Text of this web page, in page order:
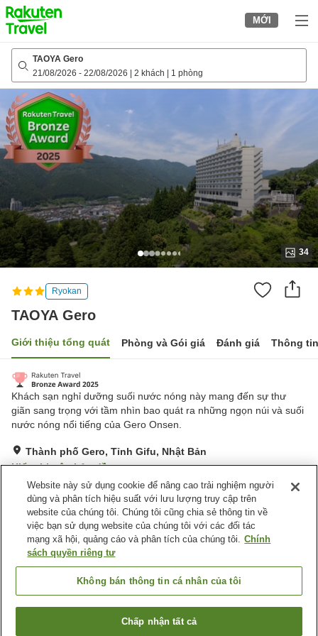
to
top
page
MỚI
TAOYA Gero
21/08/2026 - 22/08/2026 2 khách 1 phòng
34
Ryokan
TAOYA Gero
Giới thiệu tổng quát Phòng và Gói giá Đánh giá Thông
Khách sạn nghỉ dưỡng suối nước nóng này mang đến sự thư
giãn sang trọng với tầm nhìn bao quát ra những ngọn núi và suối
nước nóng nổi tiếng của Gero Onsen.
Thành phố Gero, Tỉnh Gifu, Nhật Bản
Hiển thị trên bản đồ
Rất tốt Đánh giá:966 lượt
Tiện nghi chỗ nghỉ
Bãi đỗ xe
Cửa hàng
Nhà Tắm Lộ Thiên (Có
Nước Nóng)
Tìm phòng trống
Website này sử dụng cookie để nâng cao trải nghiệm người
dùng và phân tích hiệu suất với lưu lượng truy cập trên
website của chúng tôi. Chúng tôi cũng chia sẻ thông tin về
việc bạn sử dụng website của chúng tôi với các đối tác
mạng xã hội, quảng cáo và phân tích của chúng tôi. Chính
sách quyền riêng tư
Không bán thông tin cá nhân của tôi
Chấp nhận tất cả